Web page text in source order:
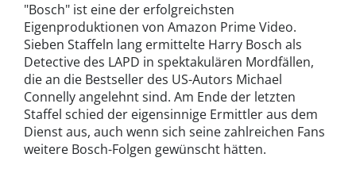
"Bosch" ist eine der erfolgreichsten
Eigenproduktionen von Amazon Prime Video.
Sieben Staffeln lang ermittelte Harry Bosch als
Detective des LAPD in spektakulären Mordfällen,
die an die Bestseller des US-Autors Michael
Connelly angelehnt sind. Am Ende der letzten
Staffel schied der eigensinnige Ermittler aus dem
Dienst aus, auch wenn sich seine zahlreichen Fans
weitere Bosch-Folgen gewünscht hätten.